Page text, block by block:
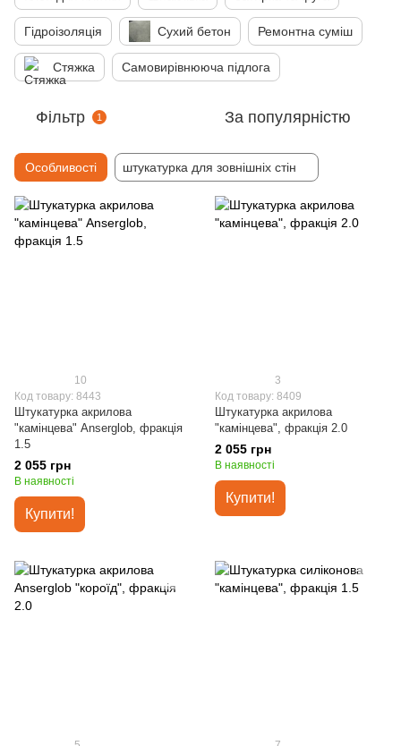
Гідроізоляція Сухий бетон Ремонтна суміш
Стяжка Самовирівнююча підлога
Фільтр 1 За популярністю
Особливості штукатурка для зовнішніх стін
10
Код товару: 8443
Штукатурка акрилова
"камінцева" Anserglob, фракція
1.5
2 055 грн
В наявності
Купити!
3
Код товару: 8409
Штукатурка акрилова
"камінцева", фракція 2.0
2 055 грн
В наявності
Купити!